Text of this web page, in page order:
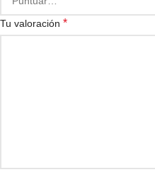
Tu valoración *